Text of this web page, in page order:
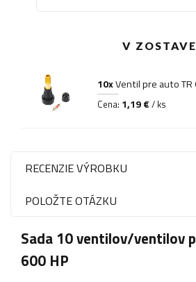
V ZOSTAVE
10xVentil pre auto TR
Cena: 1,19 € / ks
RECENZIE VÝROBKU
POLOŽTE OTÁZKU
Sada 10 ventilov/ventilov
600 HP